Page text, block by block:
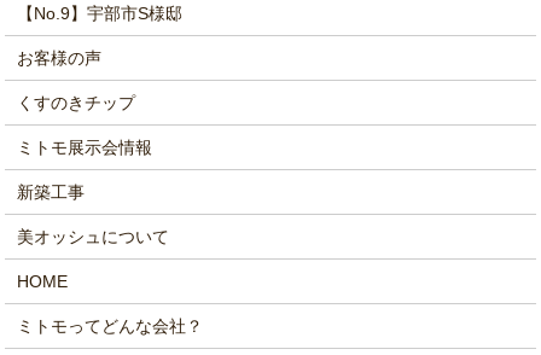
【No.9】宇部市S様邸
お客様の声
くすのきチップ
ミトモ展示会情報
新築工事
美オッシュについて
HOME
ミトモってどんな会社？